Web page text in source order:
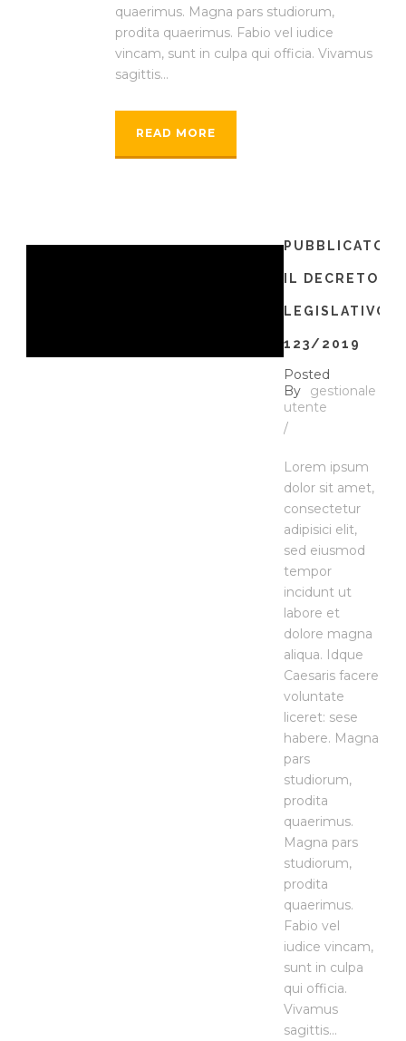
quaerimus. Magna pars studiorum,
prodita quaerimus. Fabio vel iudice
vincam, sunt in culpa qui officia. Vivamus
sagittis...
READ MORE
PUBBLICATO
IL DECRETO
LEGISLATIVO
123/2019
Posted
By
gestionale
utente
/
Lorem ipsum
dolor sit amet,
consectetur
adipisici elit,
sed eiusmod
tempor
incidunt ut
labore et
dolore magna
aliqua. Idque
Caesaris facere
voluntate
liceret: sese
habere. Magna
pars
studiorum,
prodita
quaerimus.
Magna pars
studiorum,
prodita
quaerimus.
Fabio vel
iudice vincam,
sunt in culpa
qui officia.
Vivamus
sagittis...